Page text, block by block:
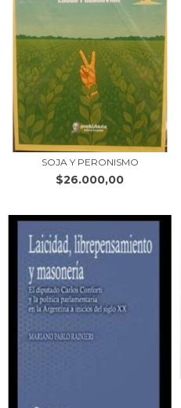
SOJA Y PERONISMO
$26.000,00